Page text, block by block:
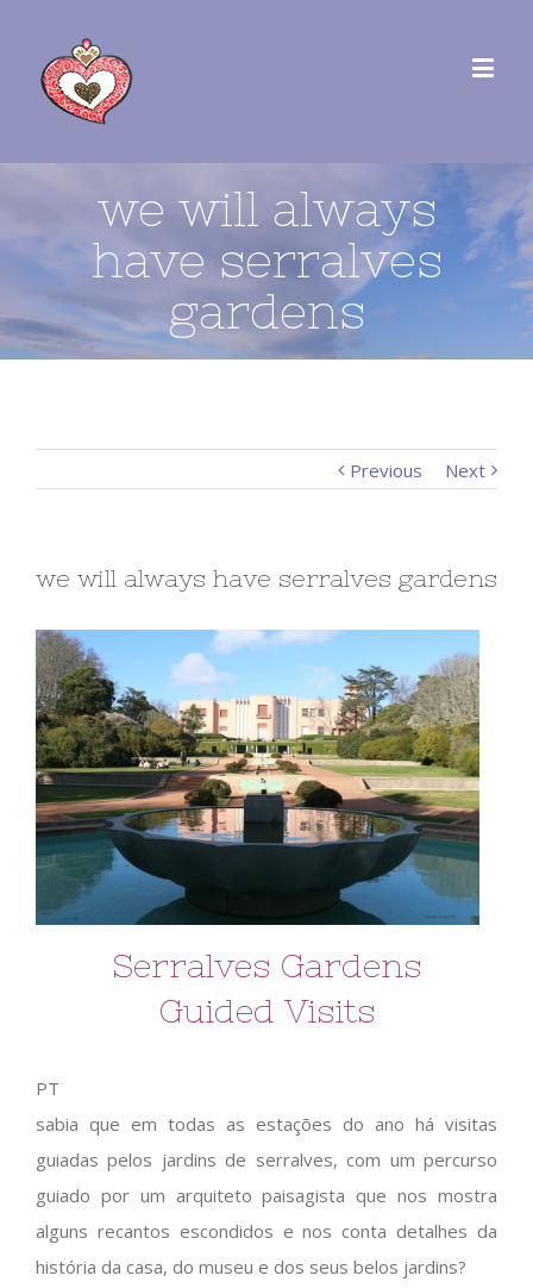
we will always
have serralves
gardens
Previous Next
we will always have serralves gardens
Serralves Gardens
Guided Visits
PT
sabia que em todas as estações do ano há visitas
guiadas pelos jardins de serralves, com um percurso
guiado por um arquiteto paisagista que nos mostra
alguns recantos escondidos e nos conta detalhes da
história da casa, do museu e dos seus belos jardins?